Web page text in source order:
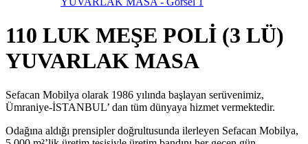
110 LUK MEŞE POLİ (3 LÜ)
YUVARLAK MASA
Sefacan Mobilya olarak 1986 yılında başlayan serüvenimiz,
Ümraniye-İSTANBUL’ dan tüm dünyaya hizmet vermektedir.
Odağına aldığı prensipler doğrultusunda ilerleyen Sefacan Mobilya,